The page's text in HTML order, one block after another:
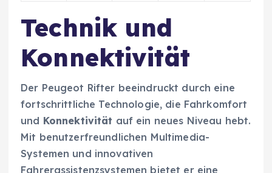
Technik und
Konnektivität
Der Peugeot Rifter beeindruckt durch eine
fortschrittliche Technologie, die Fahrkomfort
und Konnektivität auf ein neues Niveau hebt.
Mit benutzerfreundlichen Multimedia-
Systemen und innovativen
Fahrerassistenzsystemen bietet er eine